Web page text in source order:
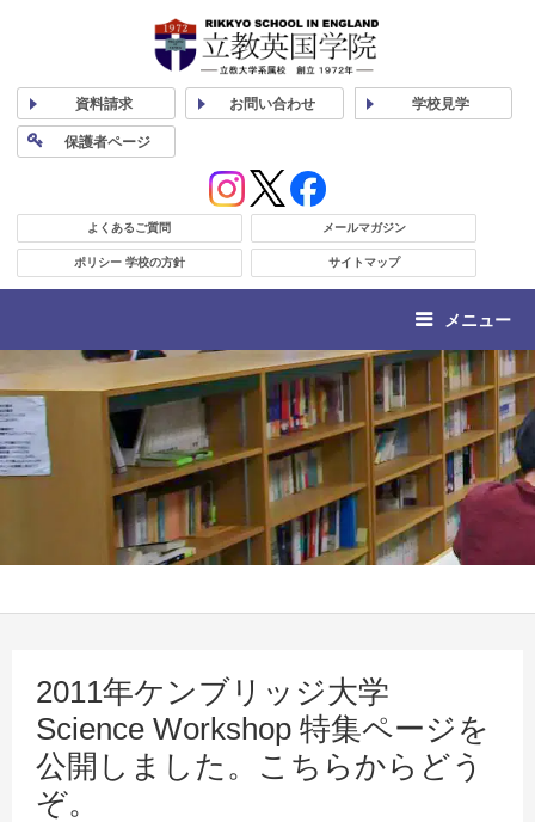
資料請求 お問い合わせ 学校見学
保護者ページ
よくあるご質問 メールマガジン
ポリシー 学校の方針 サイトマップ
メニュー
2011年ケンブリッジ大学
Science Workshop 特集ページを
公開しました。こちらからどう
ぞ。